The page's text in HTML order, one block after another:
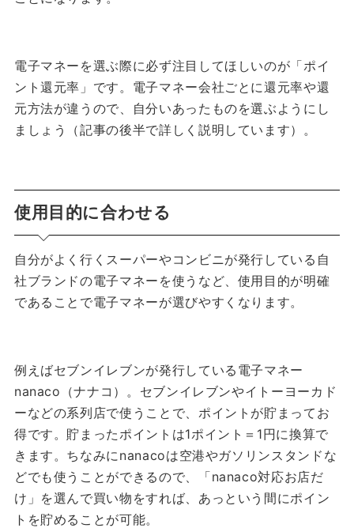
電子マネーを選ぶ際に必ず注目してほしいのが「ポイ
ント還元率」です。電子マネー会社ごとに還元率や還
元方法が違うので、自分いあったものを選ぶようにし
ましょう（記事の後半で詳しく説明しています）。
使用目的に合わせる
自分がよく行くスーパーやコンビニが発行している自
社ブランドの電子マネーを使うなど、使用目的が明確
であることで電子マネーが選びやすくなります。
例えばセブンイレブンが発行している電子マネー
nanaco（ナナコ）。セブンイレブンやイトーヨーカド
ーなどの系列店で使うことで、ポイントが貯まってお
得です。貯まったポイントは1ポイント＝1円に換算で
きます。ちなみにnanacoは空港やガソリンスタンドな
どでも使うことができるので、「nanaco対応お店だ
け」を選んで買い物をすれば、あっという間にポイン
トを貯めることが可能。